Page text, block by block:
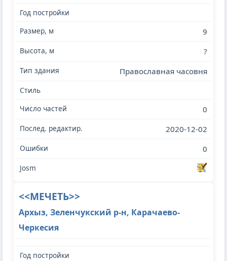
9
?
Православная часовня
0
2020-12-02
0
<<МЕЧЕТЬ>>
Архыз, Зеленчукский р-н, Карачаево-
Черкесия